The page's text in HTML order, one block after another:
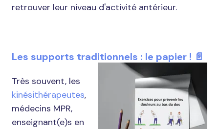
retrouver leur niveau d'activité antérieur.
Les supports traditionnels : le papier ! 📄
Très souvent, les
kinésithérapeutes,
médecins MPR,
enseignant(e)s en